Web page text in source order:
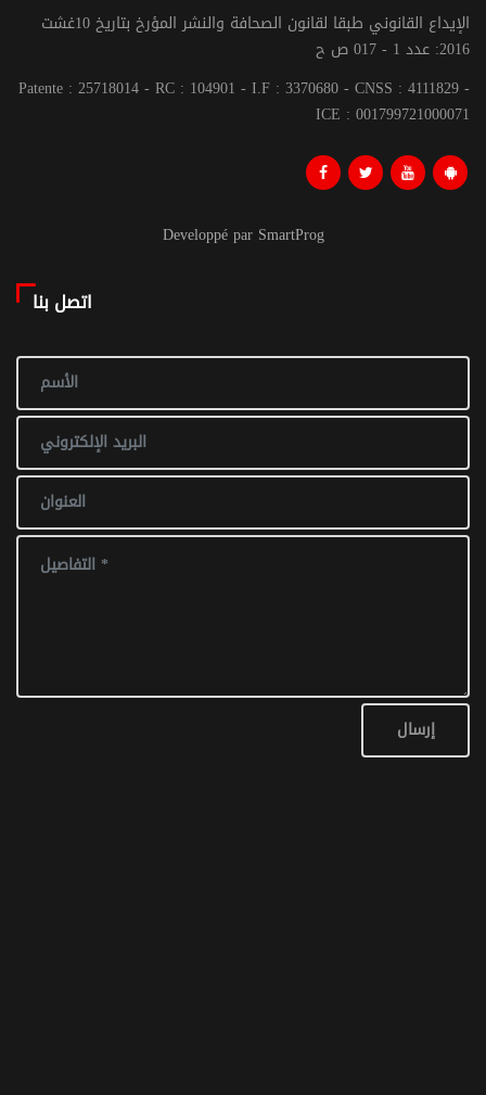
الإيداع القانوني طبقا لقانون الصحافة والنشر المؤرخ بتاريخ 10غشت
2016: عدد 1 - 017 ص ح
Patente : 25718014 - RC : 104901 - I.F : 3370680 - CNSS : 4111829 -
ICE : 001799721000071
Developpé par SmartProg
اتصل بنا